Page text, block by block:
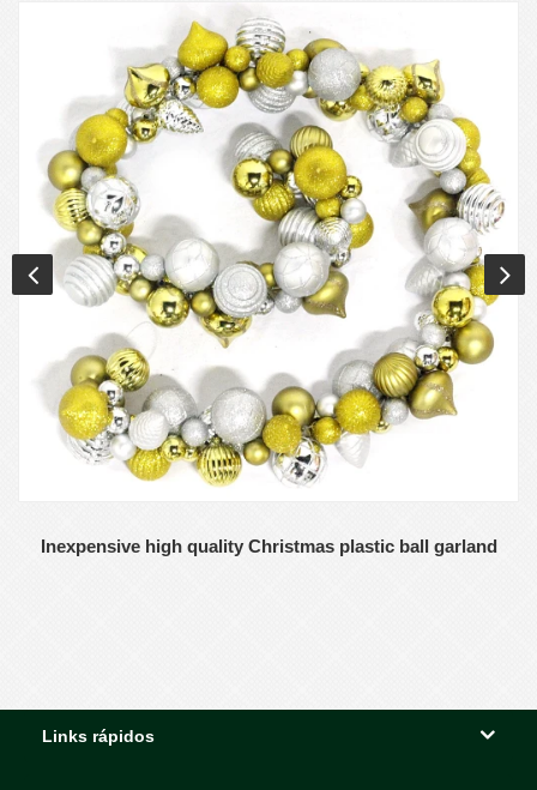
Inexpensive high quality Christmas plastic ball garland
Links rápidos